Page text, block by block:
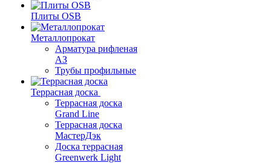
Плиты OSB
Металлопрокат
Арматура рифленая
АЗ
Трубы профильные
Террасная доска
Террасная доска
Grand Line
Террасная доска
МастерДэк
Доска террасная
Greenwerk Light